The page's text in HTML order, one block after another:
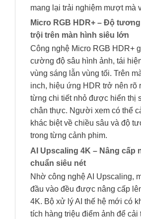
mang lại trải nghiệm mượt mà
Micro RGB HDR+ – Độ
trội trên màn hình siêu lớn
Công nghệ Micro RGB HDR+
cường độ sâu hình ảnh, tái
vùng sáng lẫn vùng tối. Trên
inch, hiệu ứng HDR trở nên rõ
từng chi tiết nhỏ được hiển thị
chân thực. Người xem có thể
khác biệt về chiều sâu và độ
trong từng cảnh phim.
AI Upscaling 4K – Nâng cấp
chuẩn siêu nét
Nhờ công nghệ AI Upscaling,
đầu vào đều được nâng cấp
4K. Bộ xử lý AI thế hệ mới có
tích hàng triệu điểm ảnh để cải